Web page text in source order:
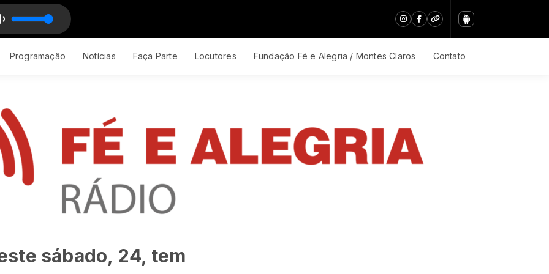
Programação Notícias Faça Parte Locutores Fundação Fé e Alegria / Montes Claros Contato
sábado, 24, tem